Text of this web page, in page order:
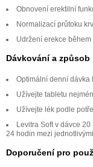
Obnovení erektilní
Normalizací průtoku
Udržení erekce během
Dávkování a způsob
Optimální denní dávka
Užívejte tabletu
Užívejte lék podle
Levitra Soft v dávce
24 hodin mezi
Doporučení pro